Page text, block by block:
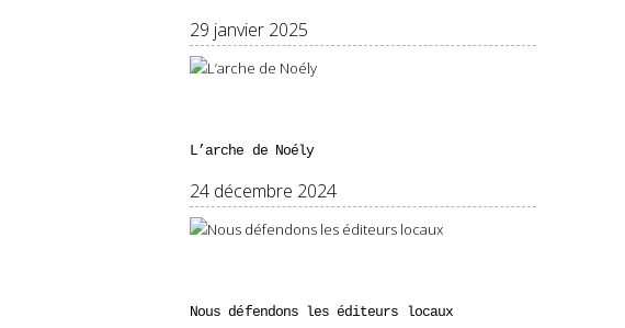
29 janvier 2025
L’arche de Noély
24 décembre 2024
Nous défendons les éditeurs locaux